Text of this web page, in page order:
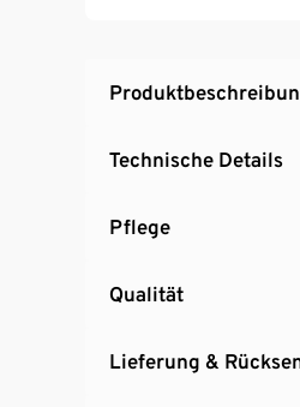
Einfache
Technische Details
Pflege
Qualität
Lieferung &